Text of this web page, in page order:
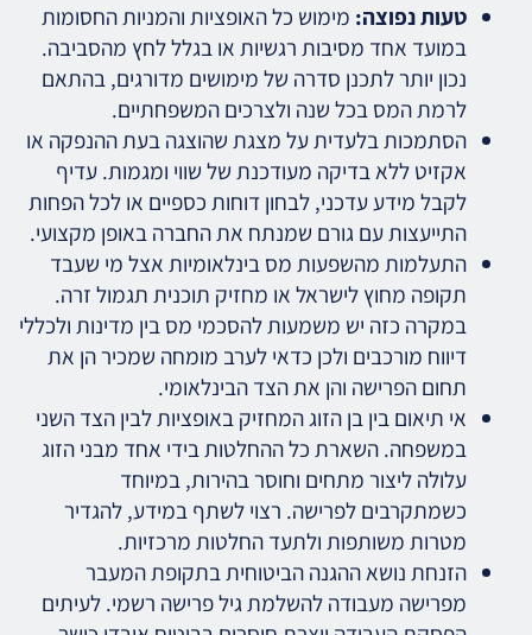
טעות נפוצה: מימוש כל האופציות והמניות החסומות
במועד אחד מסיבות רגשיות או בגלל לחץ מהסביבה.
נכון יותר לתכנן סדרה של מימושים מדורגים, בהתאם
לרמת המס בכל שנה ולצרכים המשפחתיים.
הסתמכות בלעדית על מצגת שהוצגה בעת ההנפקה או
אקזיט ללא בדיקה מעודכנת של שווי ומגמות. עדיף
לקבל מידע עדכני, לבחון דוחות כספיים או לכל הפחות
התייעצות עם גורם שמנתח את החברה באופן מקצועי.
התעלמות מהשפעות מס בינלאומיות אצל מי שעבד
תקופה מחוץ לישראל או מחזיק תוכנית תגמול זרה.
במקרה כזה יש משמעות להסכמי מס בין מדינות ולכללי
דיווח מורכבים ולכן כדאי לערב מומחה שמכיר הן את
תחום הפרישה והן את הצד הבינלאומי.
אי תיאום בין בן הזוג המחזיק באופציות לבין הצד השני
במשפחה. השארת כל ההחלטות בידי אחד מבני הזוג
עלולה ליצור מתחים וחוסר בהירות, במיוחד
כשמתקרבים לפרישה. רצוי לשתף במידע, להגדיר
מטרות משותפות ולתעד החלטות מרכזיות.
הזנחת נושא ההגנה הביטוחית בתקופת המעבר
מפרישה מעבודה להשלמת גיל פרישה רשמי. לעיתים